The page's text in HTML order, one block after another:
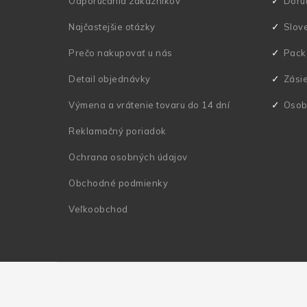
Najčastejšie otázky
Prečo nakupovať u nás
Detail objednávky
Výmena a vrátenie tovaru do 14 dní
Reklamačný poriadok
Ochrana osobných údajov
Obchodné podmienky
Veľkoobchod